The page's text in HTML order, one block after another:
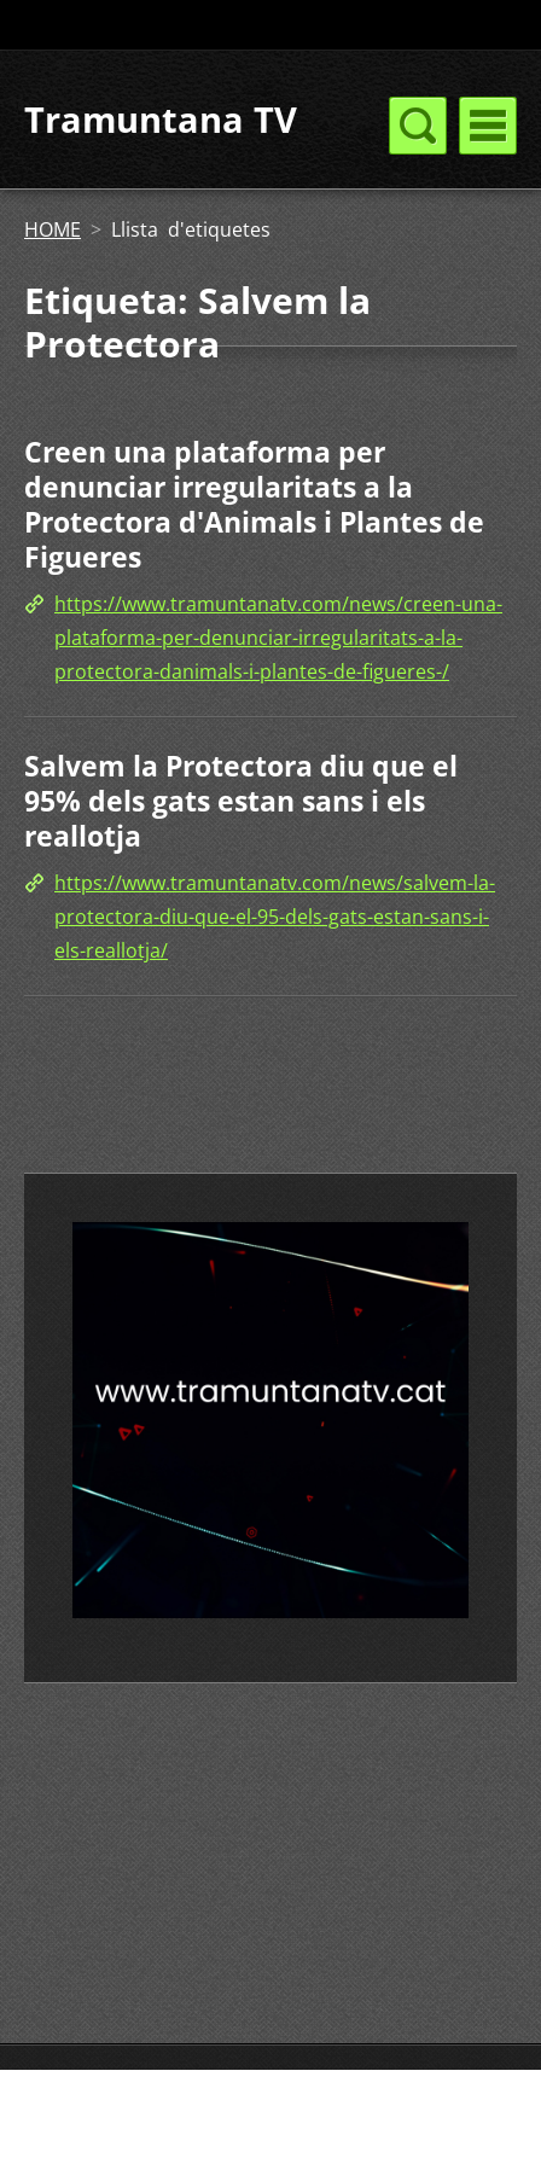
Tramuntana TV
HOME > Llista d'etiquetes
Etiqueta: Salvem la
Protectora
Creen una plataforma per
denunciar irregularitats a la
Protectora d'Animals i Plantes de
Figueres
https://www.tramuntanatv.com/news/creen-una-
plataforma-per-denunciar-irregularitats-a-la-
protectora-danimals-i-plantes-de-figueres-/
Salvem la Protectora diu que el
95% dels gats estan sans i els
reallotja
https://www.tramuntanatv.com/news/salvem-la-
protectora-diu-que-el-95-dels-gats-estan-sans-i-
els-reallotja/